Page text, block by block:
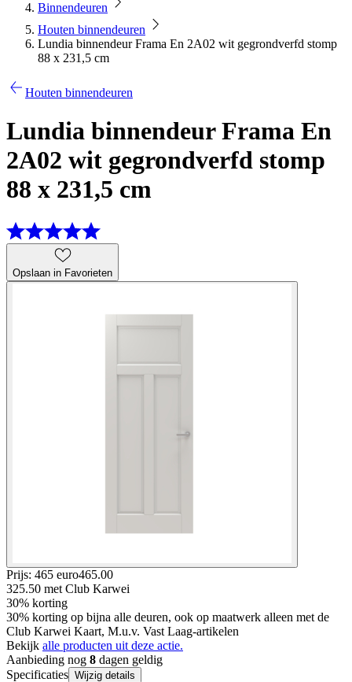
Binnendeuren
Houten binnendeuren
Lundia binnendeur Frama En 2A02 wit gegrondverfd stomp
88 x 231,5 cm
Houten binnendeuren
Lundia binnendeur Frama En
2A02 wit gegrondverfd stomp
88 x 231,5 cm
Opslaan in Favorieten
Prijs: 465 euro465.00
325.50 met Club Karwei
30% korting
30% korting op bijna alle deuren, ook op maatwerk alleen met de
Club Karwei Kaart, M.u.v. Vast Laag-artikelen
Bekijk alle producten uit deze actie.
Aanbieding nog 8 dagen geldig
Specificaties Wijzig details